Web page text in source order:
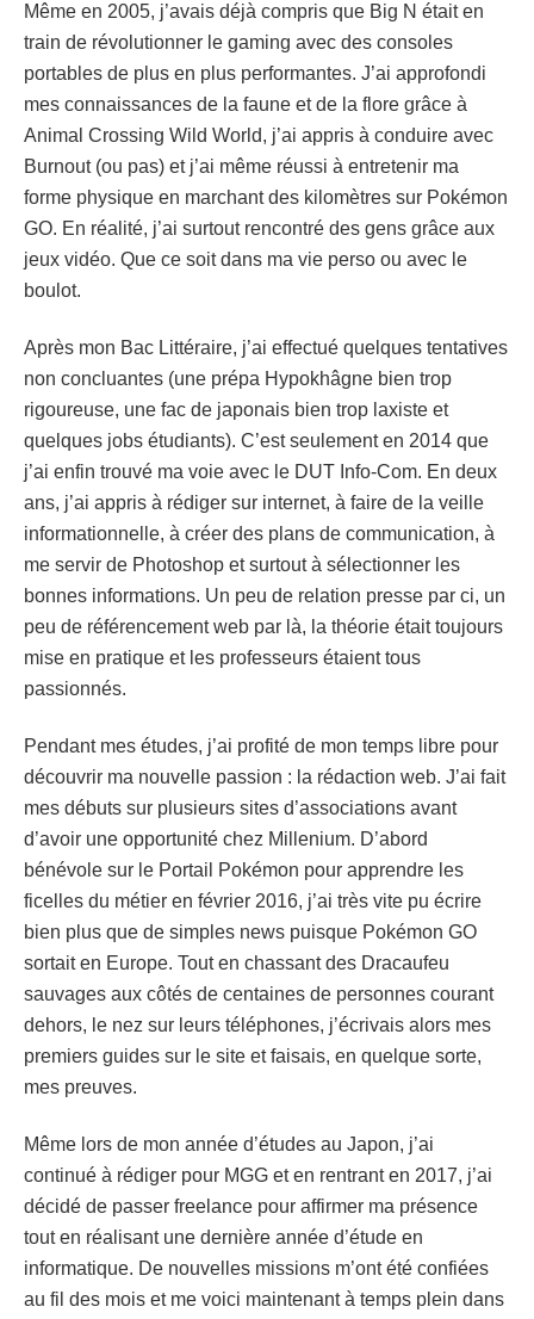
Même en 2005, j’avais déjà compris que Big N était en
train de révolutionner le gaming avec des consoles
portables de plus en plus performantes. J’ai approfondi
mes connaissances de la faune et de la flore grâce à
Animal Crossing Wild World, j’ai appris à conduire avec
Burnout (ou pas) et j’ai même réussi à entretenir ma
forme physique en marchant des kilomètres sur Pokémon
GO. En réalité, j’ai surtout rencontré des gens grâce aux
jeux vidéo. Que ce soit dans ma vie perso ou avec le
boulot.
Après mon Bac Littéraire, j’ai effectué quelques tentatives
non concluantes (une prépa Hypokhâgne bien trop
rigoureuse, une fac de japonais bien trop laxiste et
quelques jobs étudiants). C’est seulement en 2014 que
j’ai enfin trouvé ma voie avec le DUT Info-Com. En deux
ans, j’ai appris à rédiger sur internet, à faire de la veille
informationnelle, à créer des plans de communication, à
me servir de Photoshop et surtout à sélectionner les
bonnes informations. Un peu de relation presse par ci, un
peu de référencement web par là, la théorie était toujours
mise en pratique et les professeurs étaient tous
passionnés.
Pendant mes études, j’ai profité de mon temps libre pour
découvrir ma nouvelle passion : la rédaction web. J’ai fait
mes débuts sur plusieurs sites d’associations avant
d’avoir une opportunité chez Millenium. D’abord
bénévole sur le Portail Pokémon pour apprendre les
ficelles du métier en février 2016, j’ai très vite pu écrire
bien plus que de simples news puisque Pokémon GO
sortait en Europe. Tout en chassant des Dracaufeu
sauvages aux côtés de centaines de personnes courant
dehors, le nez sur leurs téléphones, j’écrivais alors mes
premiers guides sur le site et faisais, en quelque sorte,
mes preuves.
Même lors de mon année d’études au Japon, j’ai
continué à rédiger pour MGG et en rentrant en 2017, j’ai
décidé de passer freelance pour affirmer ma présence
tout en réalisant une dernière année d’étude en
informatique. De nouvelles missions m’ont été confiées
au fil des mois et me voici maintenant à temps plein dans